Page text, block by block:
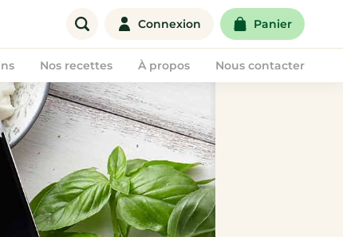
Connexion Panier
Nos recettes À propos
Offre entreprise
Corbeilles de fruits
Paniers de fruits & légumes
Nous contacter